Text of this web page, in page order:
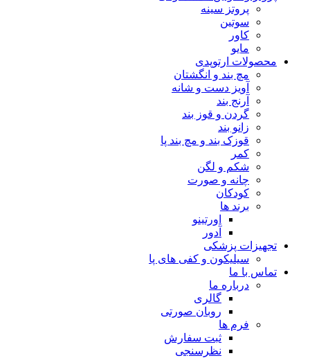
پروتز سینه
سوتین
کاور
مایو
محصولات ارتوپدی
مچ بند و انگشتان
آویز دست و شانه
آرنج بند
گردن و قوز بند
زانو بند
قوزک بند و مچ بند پا
کمر
شکم و لگن
چانه و صورت
کودکان
برند ها
اورتینو
آدور
تجهیزات پزشکی
سیلیکون و کفی های پا
تماس با ما
درباره ما
گالری
روبان صورتی
فرم ها
ثبت سفارش
نظرسنجی